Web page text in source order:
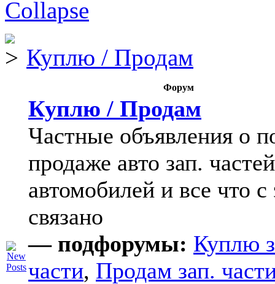
Куплю / Продам
Форум
Куплю / Продам
Частные объявления о
продаже авто зап.
автомобилей и все что с
связано
— подфорумы: Куплю
части, Продам зап.